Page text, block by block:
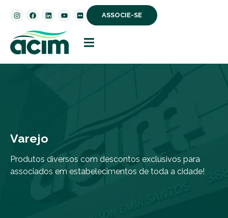
ASSOCIE-SE
Varejo
Produtos diversos com descontos exclusivos para
associados em estabelecimentos de toda a cidade!